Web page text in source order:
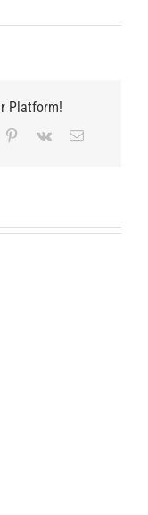
Platform!
Pinterest
Vk Email